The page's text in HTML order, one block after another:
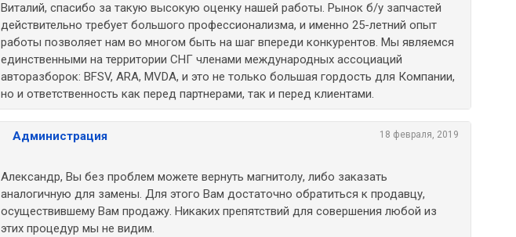
Виталий, спасибо за такую высокую оценку нашей работы. Рынок б/у запчастей
действительно требует большого профессионализма, и именно 25-летний опыт
работы позволяет нам во многом быть на шаг впереди конкурентов. Мы являемся
единственными на территории СНГ членами международных ассоциаций
авторазборок: BFSV, ARA, MVDA, и это не только большая гордость для Компании,
но и ответственность как перед партнерами, так и перед клиентами.
18 февраля, 2019
Администрация
Александр, Вы без проблем можете вернуть магнитолу, либо заказать
аналогичную для замены. Для этого Вам достаточно обратиться к продавцу,
осуществившему Вам продажу. Никаких препятствий для совершения любой из
этих процедур мы не видим.